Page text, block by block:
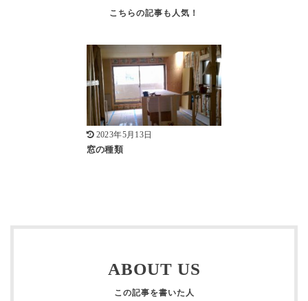
2023年5月13日
窓の種類
ABOUT US